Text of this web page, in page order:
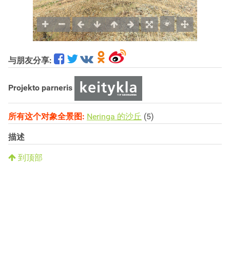
与朋友分享:
Projekto parneris
所有这个对象全景图: Neringa 的沙丘 (5)
描述
到顶部